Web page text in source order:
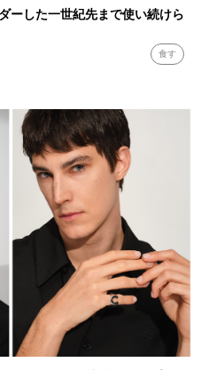
ーした一世紀先まで使い続けら
食す